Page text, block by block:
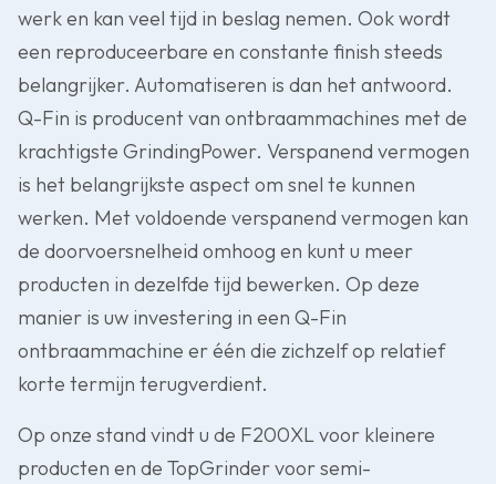
werk en kan veel tijd in beslag nemen. Ook wordt
een reproduceerbare en constante finish steeds
belangrijker. Automatiseren is dan het antwoord.
Q-Fin is producent van ontbraammachines met de
krachtigste GrindingPower. Verspanend vermogen
is het belangrijkste aspect om snel te kunnen
werken. Met voldoende verspanend vermogen kan
de doorvoersnelheid omhoog en kunt u meer
producten in dezelfde tijd bewerken. Op deze
manier is uw investering in een Q-Fin
ontbraammachine er één die zichzelf op relatief
korte termijn terugverdient.
Op onze stand vindt u de F200XL voor kleinere
producten en de TopGrinder voor semi-